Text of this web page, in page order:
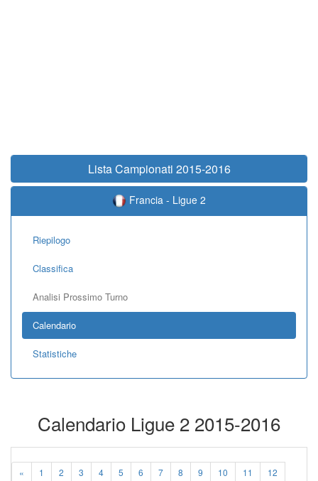
Lista Campionati 2015-2016
Francia - Ligue 2
Riepilogo
Classifica
Analisi Prossimo Turno
Calendario
Statistiche
Calendario Ligue 2 2015-2016
« 1 2 3 4 5 6 7 8 9 10 11
12